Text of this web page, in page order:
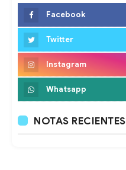
Facebook
Twitter
Instagram
Whatsapp
NOTAS RECIENTES